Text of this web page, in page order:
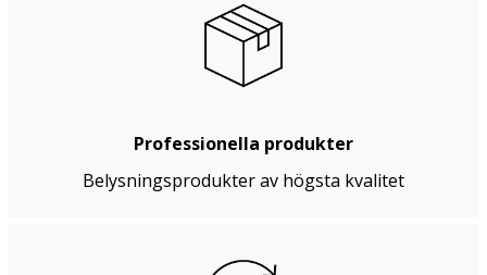
Professionella produkter
Belysningsprodukter av högsta kvalitet